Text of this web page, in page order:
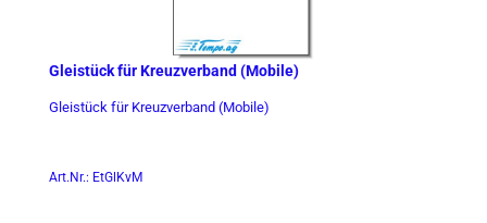
Gleistück für Kreuz­ver­band (Mo­bi­le)
Gleistück für Kreuz­ver­band (Mo­bi­le)
Art.Nr.: EtGlKvM